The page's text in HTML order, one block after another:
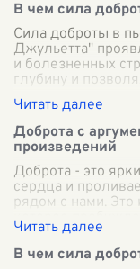
В чем сила
Сила доброты в
Джульетта"
и болезненных
глубину и
Доброта с
произведений
Доброта - это
сердца и
рядом с нами. Это
которое
В чем сила